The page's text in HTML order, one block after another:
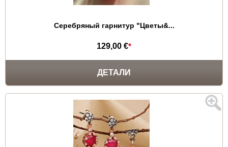
Серебряный гарнитур "Цветы&...
129,00 €*
ДЕТАЛИ